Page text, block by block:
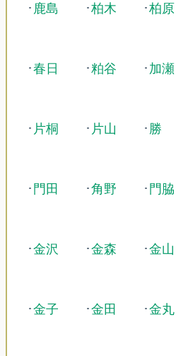
･ 鹿島 ･柏木 ･柏原
･春日 ･粕谷 ･加瀬
･ 片桐 ･ 片山 ･ 勝
･ 門田 ･角野 ･ 門脇
･金沢 ･金森 ･金山
･金子 ･金田 ･金丸